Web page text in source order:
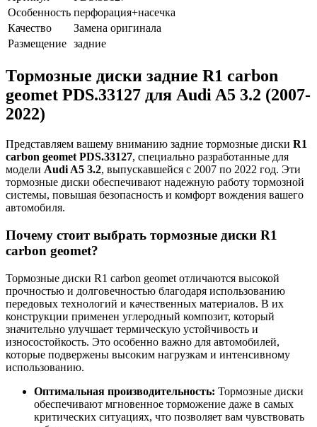
Особенность перфорация+насечка
Качество
Замена оригинала
Размещение задние
Тормозные диски задние R1 carbon
geomet PDS.33127 для Audi A5 3.2 (2007-
2022)
Представляем вашему вниманию задние тормозные диски R1
carbon geomet PDS.33127, специально разработанные для
модели Audi A5 3.2, выпускавшейся с 2007 по 2022 год. Эти
тормозные диски обеспечивают надежную работу тормозной
системы, повышая безопасность и комфорт вождения вашего
автомобиля.
Почему стоит выбрать тормозные диски R1
carbon geomet?
Тормозные диски R1 carbon geomet отличаются высокой
прочностью и долговечностью благодаря использованию
передовых технологий и качественных материалов. В их
конструкции применен углеродный композит, который
значительно улучшает термическую устойчивость и
износостойкость. Это особенно важно для автомобилей,
которые подвержены высоким нагрузкам и интенсивному
использованию.
Оптимальная производительность: Тормозные диски
обеспечивают мгновенное торможение даже в самых
критических ситуациях, что позволяет вам чувствовать